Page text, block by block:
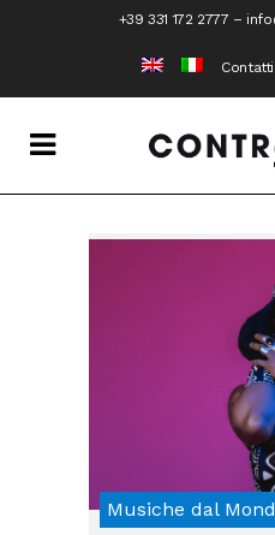
+39 331 172 2777 –
Contatti
Musiche dal